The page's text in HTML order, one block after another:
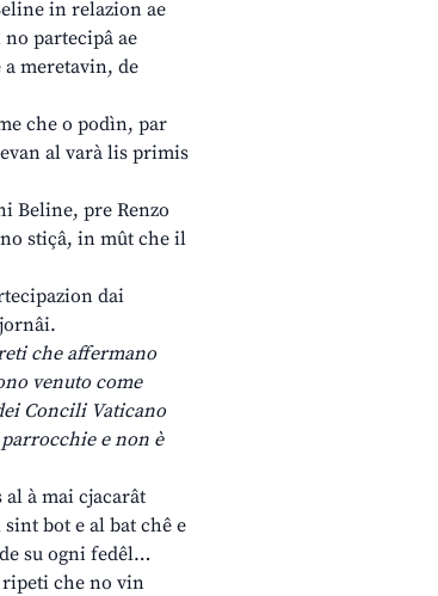
in relazion ae
partecipâ ae
meretavin, de
che o podìn, par
al varà lis primis
Beline, pre Renzo
stiçâ, in mût che il
dai
che affermano
venuto come
Concili Vaticano
e non è
à mai cjacarât
bot e al bat chê e
su ogni fedêl…
che no vin